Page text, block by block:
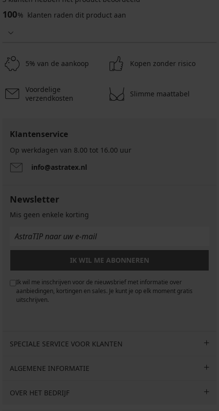
100% klanten raden dit product aan
5% van de aankoop Kopen zonder risico
Voordelige
verzendkosten
Slimme maattabel
Klantenservice
Op werkdagen van 8.00 tot 16.00 uur
info@astratex.nl
Newsletter
Mis geen enkele korting
IK WIL ME ABONNEREN
Ik wil me inschrijven voor de nieuwsbrief met informatie over
aanbiedingen, kortingen en sales. Je kunt je op elk moment gratis
uitschrijven.
SPECIALE SERVICE VOOR KLANTEN
ALGEMENE INFORMATIE
OVER HET BEDRIJF